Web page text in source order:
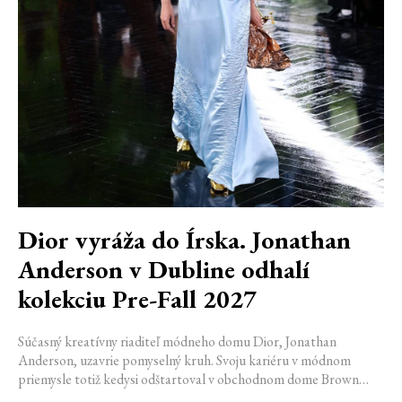
Dior vyráža do Írska. Jonathan
Anderson v Dubline odhalí
kolekciu Pre-Fall 2027
Súčasný kreatívny riaditeľ módneho domu Dior, Jonathan
Anderson, uzavrie pomyselný kruh. Svoju kariéru v módnom
priemysle totiž kedysi odštartoval v obchodnom dome Brown